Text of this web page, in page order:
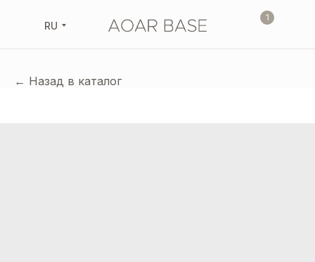
1
RU
← Назад в каталог